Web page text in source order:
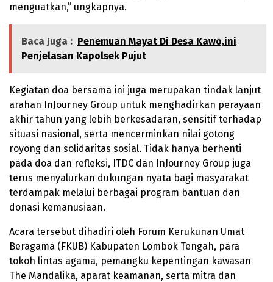
menguatkan,” ungkapnya.
Baca Juga : Penemuan Mayat Di Desa Kawo,ini
Penjelasan Kapolsek Pujut
Kegiatan doa bersama ini juga merupakan tindak lanjut
arahan InJourney Group untuk menghadirkan perayaan
akhir tahun yang lebih berkesadaran, sensitif terhadap
situasi nasional, serta mencerminkan nilai gotong
royong dan solidaritas sosial. Tidak hanya berhenti
pada doa dan refleksi, ITDC dan InJourney Group juga
terus menyalurkan dukungan nyata bagi masyarakat
terdampak melalui berbagai program bantuan dan
donasi kemanusiaan.
Acara tersebut dihadiri oleh Forum Kerukunan Umat
Beragama (FKUB) Kabupaten Lombok Tengah, para
tokoh lintas agama, pemangku kepentingan kawasan
The Mandalika, aparat keamanan, serta mitra dan